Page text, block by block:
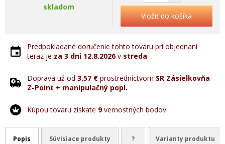
skladom
Vložiť do košíka
Predpokladané doručenie tohto tovaru pri objednaní
teraz je za 3 dni 12.8.2026v streda
Doprava už od 3.57 € prostredníctvom SR Zásielkovňa
Z-Point + manipulačný popl.
Kúpou tovaru získate 9vernostných bodov.
Popis Súvisiace produkty ? Varianty produktu